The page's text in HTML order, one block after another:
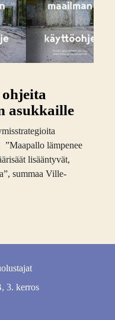
asukkaille
”Maapallo lämpenee
lisääntyvät,
summaa Ville-
3. kerros